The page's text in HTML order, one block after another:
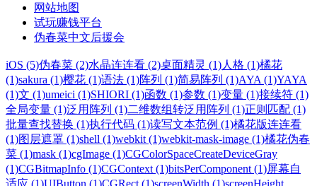
网站地图
试玩赚钱平台
伪春菜中文后援会
iOS (5)伪春菜 (2)水晶连连看 (2)桌面精灵 (1)人格 (1)橘花
(1)sakura (1)樱花 (1)语法 (1)阵列 (1)简易阵列 (1)AYA (1)YAYA
(1)文 (1)umeici (1)SHIORI (1)函数 (1)参数 (1)变量 (1)接续符 (1)
全局变量 (1)泛用阵列 (1)二维数组转泛用阵列 (1)正则匹配 (1)
批量查找替换 (1)执行代码 (1)读写文本范例 (1)橘花版连连看
(1)图层遮罩 (1)shell (1)webkit (1)webkit-mask-image (1)橘花伪春
菜 (1)mask (1)cgImage (1)CGColorSpaceCreateDeviceGray
(1)CGBitmapInfo (1)CGContext (1)bitsPerComponent (1)屏幕自